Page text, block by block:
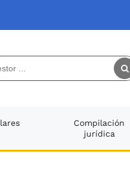
Compilación
jurídica